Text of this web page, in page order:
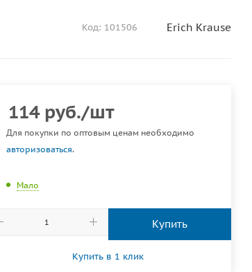
Код: 101506 Erich Krause
114руб./шт
Для покупки по оптовым ценам необходимо
авторизоваться.
Мало
Купить
Купить в 1 клик